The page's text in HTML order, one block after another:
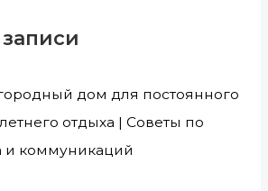
дом для постоянного
отдыха | Советы по
и коммуникаций